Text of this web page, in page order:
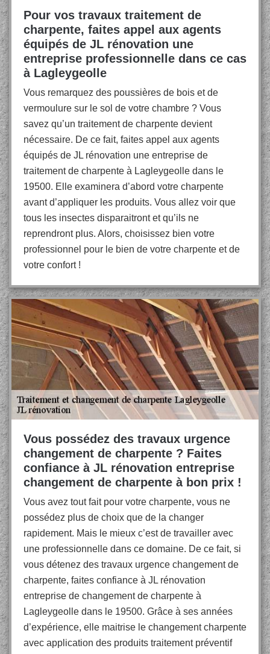
Pour vos travaux traitement de
charpente, faites appel aux agents
équipés de JL rénovation une
entreprise professionnelle dans ce cas
à Lagleygeolle
Vous remarquez des poussières de bois et de
vermoulure sur le sol de votre chambre ? Vous
savez qu’un traitement de charpente devient
nécessaire. De ce fait, faites appel aux agents
équipés de JL rénovation une entreprise de
traitement de charpente à Lagleygeolle dans le
19500. Elle examinera d’abord votre charpente
avant d’appliquer les produits. Vous allez voir que
tous les insectes disparaitront et qu’ils ne
reprendront plus. Alors, choisissez bien votre
professionnel pour le bien de votre charpente et de
votre confort !
Vous possédez des travaux urgence
changement de charpente ? Faites
confiance à JL rénovation entreprise
changement de charpente à bon prix !
Vous avez tout fait pour votre charpente, vous ne
possédez plus de choix que de la changer
rapidement. Mais le mieux c’est de travailler avec
une professionnelle dans ce domaine. De ce fait, si
vous détenez des travaux urgence changement de
charpente, faites confiance à JL rénovation
entreprise de changement de charpente à
Lagleygeolle dans le 19500. Grâce à ses années
d’expérience, elle maitrise le changement charpente
avec application des produits traitement préventif